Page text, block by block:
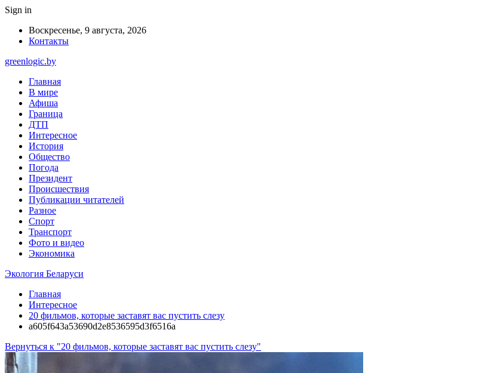
Sign in
Воскресенье, 9 августа, 2026
Контакты
greenlogic.by
Главная
В мире
Афиша
Граница
ДТП
Интересное
История
Общество
Погода
Президент
Происшествия
Публикации читателей
Разное
Спорт
Транспорт
Фото и видео
Экономика
Экология Беларуси
Главная
Интересное
20 фильмов, которые заставят вас пустить слезу
a605f643a53690d2e8536595d3f6516a
Вернуться к "20 фильмов, которые заставят вас пустить слезу"